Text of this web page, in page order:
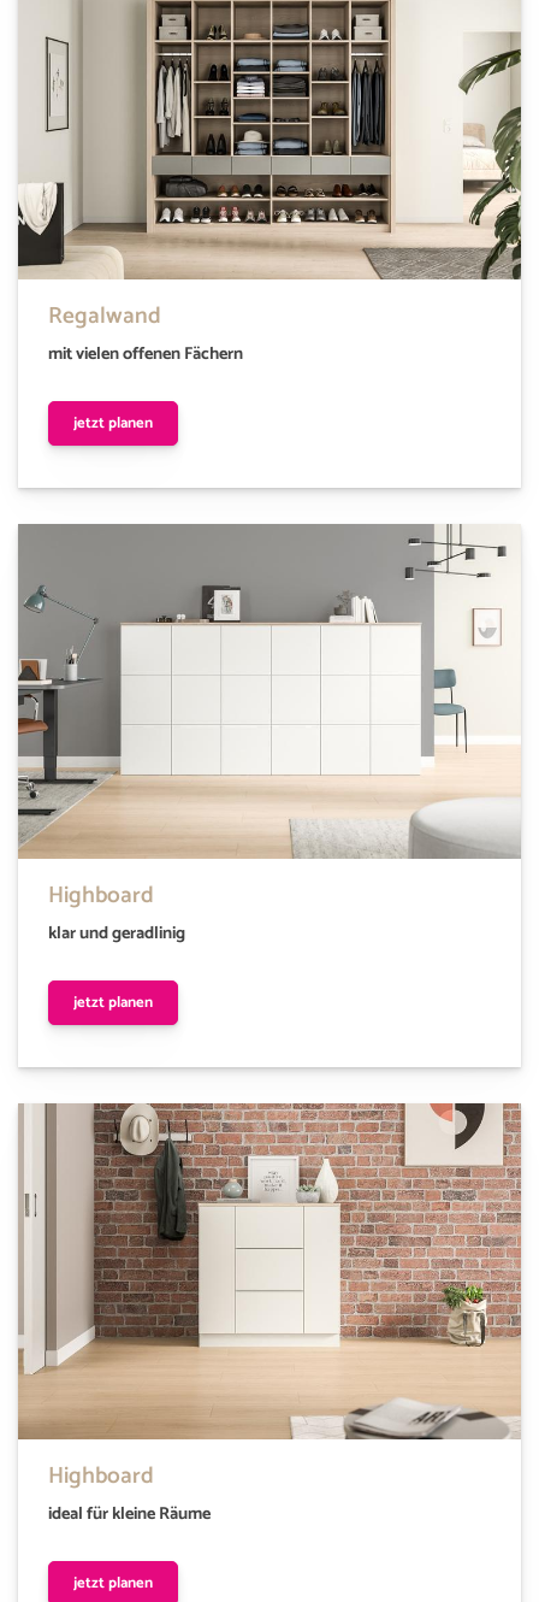
Regalwand
mit vielen offenen Fächern
jetzt planen
Highboard
klar und geradlinig
jetzt planen
Highboard
ideal für kleine Räume
jetzt planen